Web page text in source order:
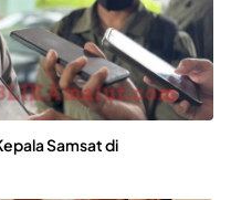
Samsat di